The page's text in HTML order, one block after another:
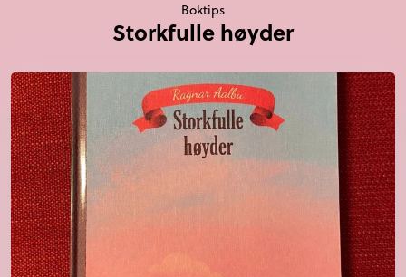
Boktips
Storkfulle høyder